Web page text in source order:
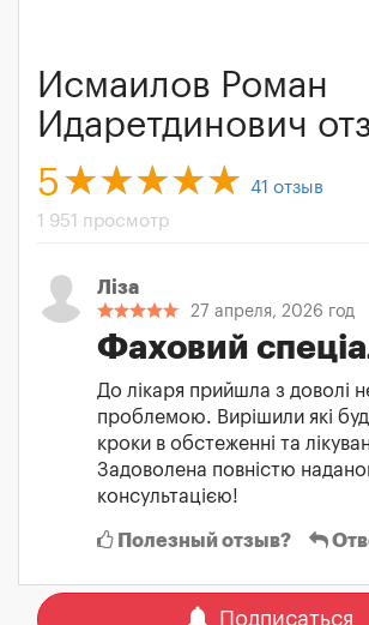
Исмаилов Роман
Идаретдинович
5 41 отзыв
1 951 просмотр
Ліза
27 апреля, 2026 год
Фаховий
До лікаря прийшла з доволі
проблемою. Вирішили які
кроки в обстеженні та
Задоволена повністю
консультацією!
Полезный отзыв?
notifications Подписаться